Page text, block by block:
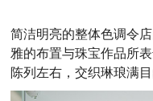
简洁明亮的整体色调令
雅的布置与珠宝作品所
陈列左右，交织琳琅满目